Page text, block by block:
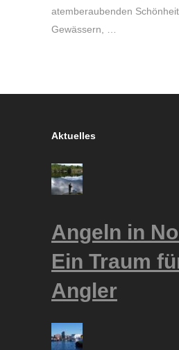
atemberaubenden
Gewässern, …
Aktuelles
Angeln in
Ein Traum
Angler